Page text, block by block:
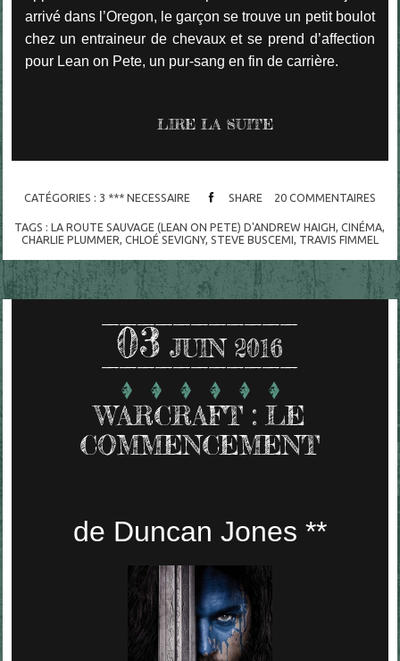
arrivé dans l’Oregon, le garçon se trouve un petit boulot
chez un entraineur de chevaux et se prend d’affection
pour Lean on Pete, un pur-sang en fin de carrière.
LIRE LA SUITE
CATÉGORIES : 3 *** NECESSAIRE SHARE 20 COMMENTAIRES
TAGS :LA ROUTE SAUVAGE (LEAN ON PETE) D'ANDREW HAIGH ,CINÉMA
CHARLIE PLUMMER CHLOÉ SEVIGNY, STEVE BUSCEMI TRAVIS FIMMEL
03 JUIN 2016
WARCRAFT : LE
COMMENCEMENT
de Duncan Jones **